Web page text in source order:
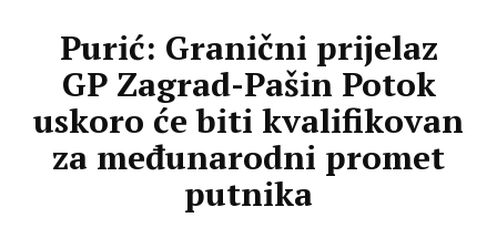
Purić: Granični prijelaz
GP Zagrad-Pašin Potok
uskoro će biti kvalifikovan
za međunarodni promet
putnika